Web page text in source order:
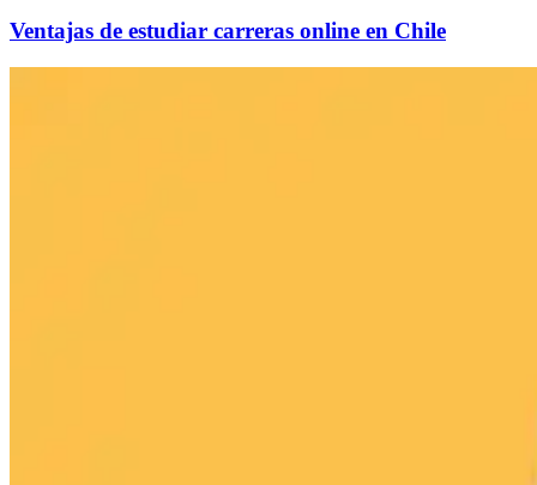
Ventajas de estudiar carreras online en Chile